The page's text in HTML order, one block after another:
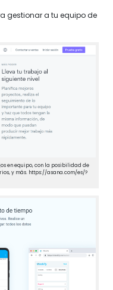
gestionar a tu equipo de
en equipo, con la posibilidad de
y más. https://asana.com/es/?